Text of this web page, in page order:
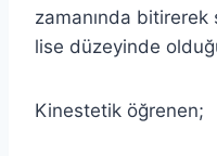
zamanında bitirerek
lise düzeyinde
Kinestetik öğrenen;